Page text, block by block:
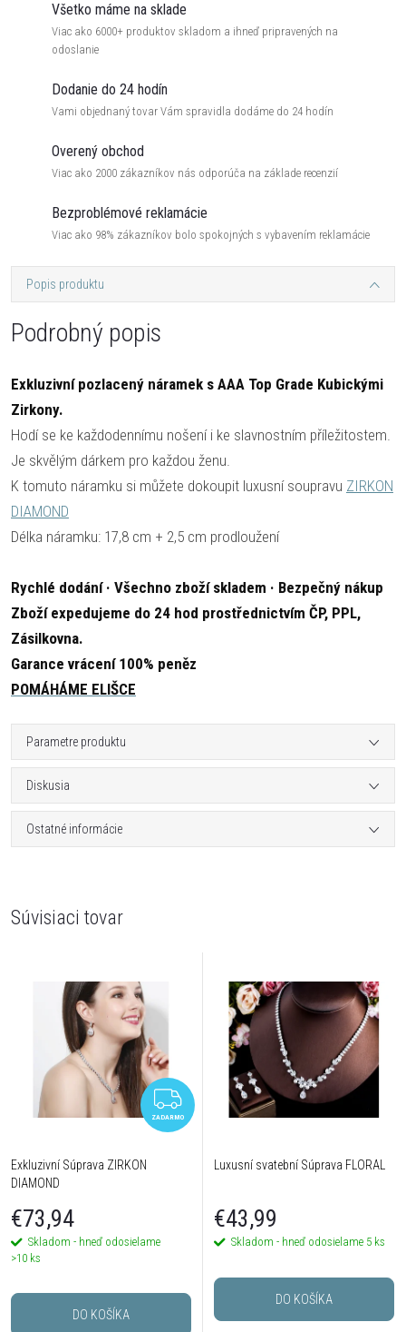
Všetko máme na sklade
Viac ako 6000+ produktov skladom a ihneď pripravených na
odoslanie
Dodanie do 24 hodín
Vami objednaný tovar Vám spravidla dodáme do 24 hodín
Overený obchod
Viac ako 2000 zákazníkov nás odporúča na základe recenzií
Bezproblémové reklamácie
Viac ako 98% zákazníkov bolo spokojných s vybavením reklamácie
Popis produktu
Podrobný popis
Exkluzivní pozlacený náramek s AAA Top Grade Kubickými
Zirkony.
Hodí se ke každodennímu nošení i ke slavnostním příležitostem.
Je skvělým dárkem pro každou ženu.
K tomuto náramku si můžete dokoupit luxusní soupravu ZIRKON
DIAMOND
Délka náramku: 17,8 cm + 2,5 cm prodloužení
Rychlé dodání · Všechno zboží skladem · Bezpečný nákup
Zboží expedujeme do 24 hod prostřednictvím ČP, PPL,
Zásilkovna.
Garance vrácení 100% peněz
POMÁHÁME ELIŠCE
Parametre produktu
Diskusia
Ostatné informácie
Súvisiaci tovar
ZADARMO
ZADARMO
Exkluzivní Súprava ZIRKON
DIAMOND
€73,94
Skladom - hneď odosielame
>10 ks
DO KOŠÍKA
Luxusní svatební Súprava FLORAL
€43,99
Skladom - hneď odosielame 5 ks
DO KOŠÍKA